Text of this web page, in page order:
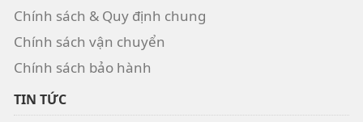
Chính sách & Quy định chung
Chính sách vận chuyển
Chính sách bảo hành
TIN TỨC